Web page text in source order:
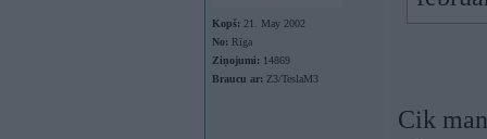
Kopš: 21. May 2002
No: Rīga
Ziņojumi: 14869
Braucu ar: Z3/TeslaM3
Cik